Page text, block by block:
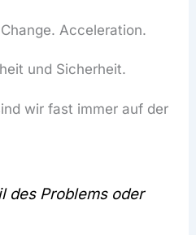
Acceleration.
und Sicherheit.
wir fast immer auf der
des Problems oder